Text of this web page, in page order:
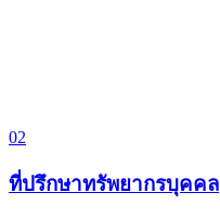
02
ที่ปรึกษาทรัพยากรบุคคล